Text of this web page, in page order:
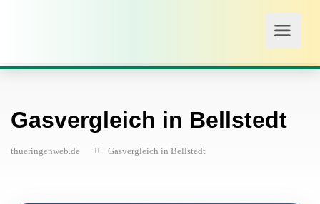
Gasvergleich in Bellstedt
thueringenweb.de Gasvergleich in Bellstedt